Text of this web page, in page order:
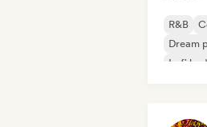
R&B
Dream
Lofi